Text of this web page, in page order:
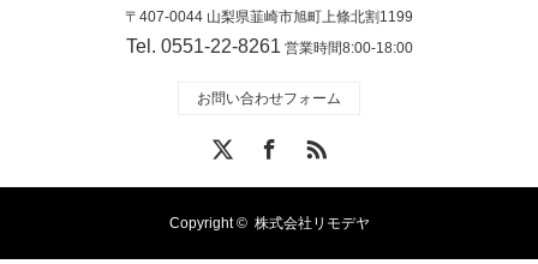
〒407-0044 山梨県韮崎市旭町上條北割1199
Tel. 0551-22-8261営業時間8:00-18:00
お問い合わせフォーム
RSS
Copyright © 株式会社リモデヤ